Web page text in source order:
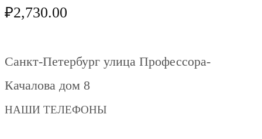
₽2,730.00
Санкт-Петербург улица Профессора-
Качалова дом 8
НАШИ ТЕЛЕФОНЫ